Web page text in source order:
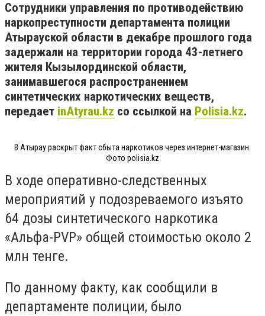
Сотрудники управления по противодействию
наркопреступности департамента полиции
Атырауской области в декабре прошлого года
задержали на территории города 43-летнего
жителя Кызылординской области,
занимавшегося распространением
синтетических наркотических веществ,
передает inAtyrau.kz со ссылкой на Polisia.kz.
В Атырау раскрыт факт сбыта наркотиков через интернет-магазин.
Фото polisia.kz
В ходе оперативно-следственных
мероприятий у подозреваемого изъято
64 дозы синтетического наркотика
«Альфа-PVP» общей стоимостью около 2
млн тенге.
По данному факту, как сообщили в
департаменте полиции, было